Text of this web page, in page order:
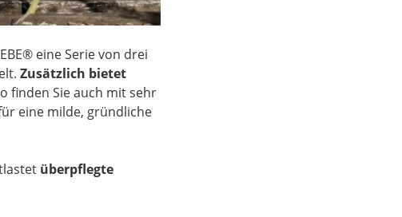
eine Serie von drei
Zusätzlich bietet
finden Sie auch mit sehr
eine milde, gründliche
überpflegte